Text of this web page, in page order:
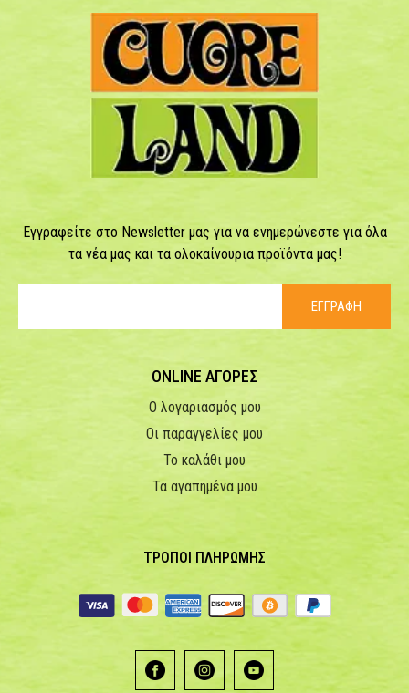
Εγγραφείτε στο Newsletter μας για να ενημερώνεστε για όλα
τα νέα μας και τα ολοκαίνουρια προϊόντα μας!
ΕΓΓΡΑΦΗ
ONLINE ΑΓΟΡΕΣ
Ο λογαριασμός μου
Οι παραγγελίες μου
Το καλάθι μου
Τα αγαπημένα μου
ΤΡΟΠΟΙ ΠΛΗΡΩΜΗΣ